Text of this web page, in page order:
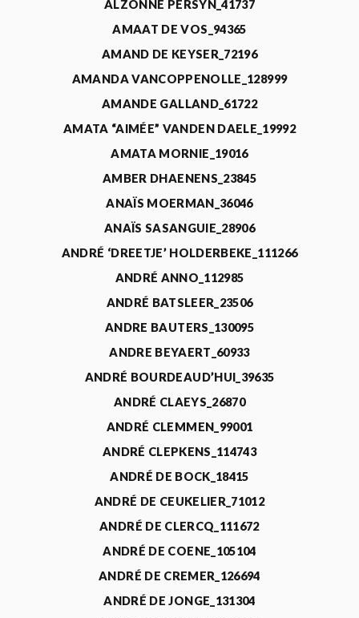
ALZONNE PERSYN_41737
AMAAT DE VOS_94365
AMAND DE KEYSER_72196
AMANDA VANCOPPENOLLE_128999
AMANDE GALLAND_61722
AMATA “AIMÉE” VANDEN DAELE_19992
AMATA MORNIE_19016
AMBER DHAENENS_23845
ANAÏS MOERMAN_36046
ANAÏS SASANGUIE_28906
ANDRÉ ‘DREETJE’ HOLDERBEKE_111266
ANDRÉ ANNO_112985
ANDRÉ BATSLEER_23506
ANDRE BAUTERS_130095
ANDRE BEYAERT_60933
ANDRÉ BOURDEAUD’HUI_39635
ANDRÉ CLAEYS_26870
ANDRÉ CLEMMEN_99001
ANDRÉ CLEPKENS_114743
ANDRÉ DE BOCK_18415
ANDRÉ DE CEUKELIER_71012
ANDRÉ DE CLERCQ_111672
ANDRÉ DE COENE_105104
ANDRÉ DE CREMER_126694
ANDRÉ DE JONGE_131304